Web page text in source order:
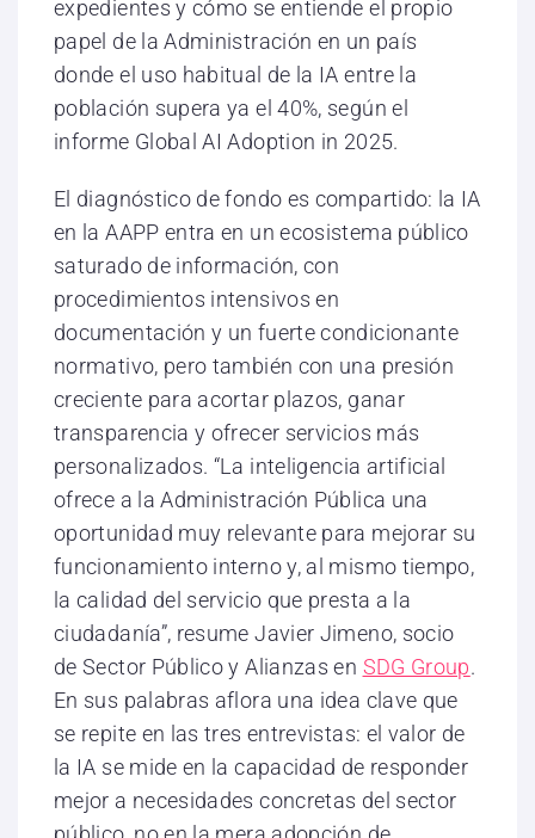
expedientes y cómo se entiende el propio
papel de la Administración en un país
donde el uso habitual de la IA entre la
población supera ya el 40%, según el
informe Global AI Adoption in 2025.
El diagnóstico de fondo es compartido: la IA
en la AAPP entra en un ecosistema público
saturado de información, con
procedimientos intensivos en
documentación y un fuerte condicionante
normativo, pero también con una presión
creciente para acortar plazos, ganar
transparencia y ofrecer servicios más
personalizados. “La inteligencia artificial
ofrece a la Administración Pública una
oportunidad muy relevante para mejorar su
funcionamiento interno y, al mismo tiempo,
la calidad del servicio que presta a la
ciudadanía”, resume Javier Jimeno, socio
de Sector Público y Alianzas en SDG Group.
En sus palabras aflora una idea clave que
se repite en las tres entrevistas: el valor de
la IA se mide en la capacidad de responder
mejor a necesidades concretas del sector